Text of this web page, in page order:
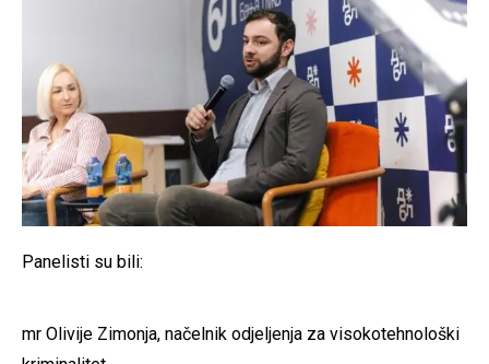
Panelisti su bili:
mr Olivije Zimonja, načelnik odjeljenja za visokotehnološki